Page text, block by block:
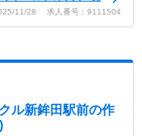
11/28 求人番号：9111504
ル新鉾田駅前の作